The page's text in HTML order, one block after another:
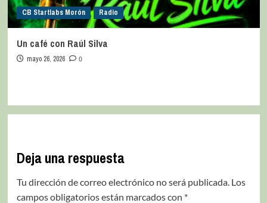
CB Startlabs Morón Radio
Un café con Raúl Silva
mayo 26, 2026 0
Deja una respuesta
Tu dirección de correo electrónico no será publicada. Los
campos obligatorios están marcados con *